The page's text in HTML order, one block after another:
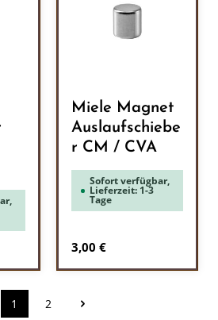
Miele Magnet
Auslaufschiebe
r CM / CVA
Sofort verfügbar,
Lieferzeit: 1-3
Tage
Regulärer Preis:
3,00 €
Seite
1 Seite
2